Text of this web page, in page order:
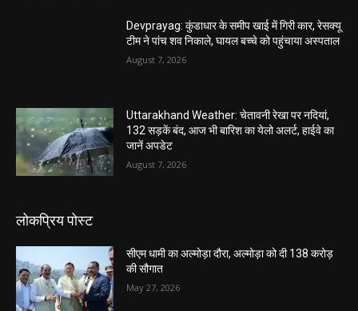
Devprayag: कुंडाधार के समीप खाई में गिरी कार, रेसक्यू
टीम ने पांच शव निकाले, घायल बच्चे को पहुंचाया अस्पताल
August 7, 2026
Uttarakhand Weather: चेतावनी रेखा पर नदियां,
132 सड़कें बंद, आज भी बारिश का येलो अलर्ट, हाईवे का
जानें अपडेट
August 7, 2026
लोकप्रिय पोस्ट
सीएम धामी का अल्मोड़ा दौरा, अल्मोड़ा को दी 138 करोड़
की सौगात
May 27, 2026